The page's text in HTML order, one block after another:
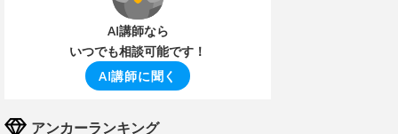
AI講師なら
いつでも相談可能です！
AI講師に聞く
アンカーランキング